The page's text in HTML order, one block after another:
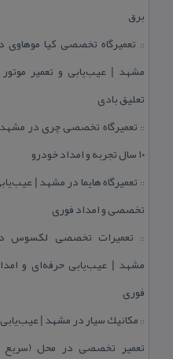
برق
:: تعمیرگاه تخصصی كیا موهاوی
مشهد | عیب‌یابی و تعمیر
تعلیق بادی
:: تعمیرگاه تخصصی چری در
۱۰ سال تجربه و امداد خودرو
:: تعمیرگاه هایما در مشهد |
تخصصی و امداد فوری
:: تعمیرات تخصصی لكسوس
مشهد | عیب‌یابی حرفه‌ای و
فوری
:: مكانیك سیار در مشهد |
تعمیر تخصصی در محل